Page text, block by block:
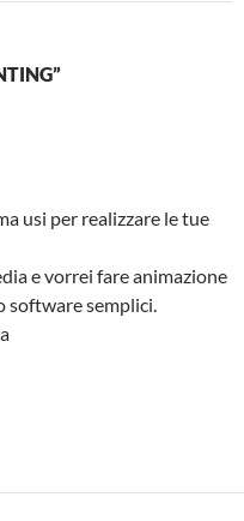
usi per realizzare le tue
e vorrei fare animazione
software semplici.